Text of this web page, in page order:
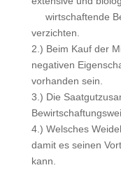
wirtschaftende
verzichten.
2.) Beim Kauf der
negativen
vorhanden sein.
3.) Die
4.) Welsches
damit es seinen
kann.